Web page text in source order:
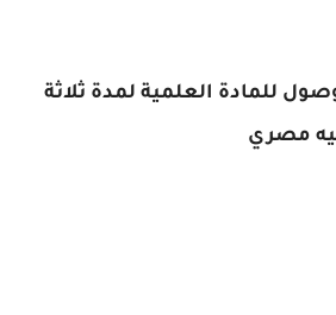
للمادة العلمية لمدة ثلاثة